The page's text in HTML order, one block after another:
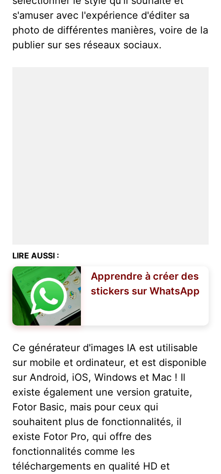
s'amuser avec l'expérience d'éditer sa
photo de différentes manières, voire de la
publier sur ses réseaux sociaux.
LIRE AUSSI :
Apprendre à créer des
stickers sur WhatsApp
Ce générateur d'images IA est utilisable
sur mobile et ordinateur, et est disponible
sur Android, iOS, Windows et Mac ! Il
existe également une version gratuite,
Fotor Basic, mais pour ceux qui
souhaitent plus de fonctionnalités, il
existe Fotor Pro, qui offre des
fonctionnalités comme les
téléchargements en qualité HD et